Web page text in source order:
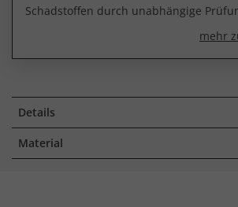
Schadstoffen durch unabhängige
mehr
Details
Material